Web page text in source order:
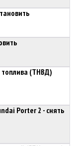
топлива (ТНВД)
Porter 2 - снять